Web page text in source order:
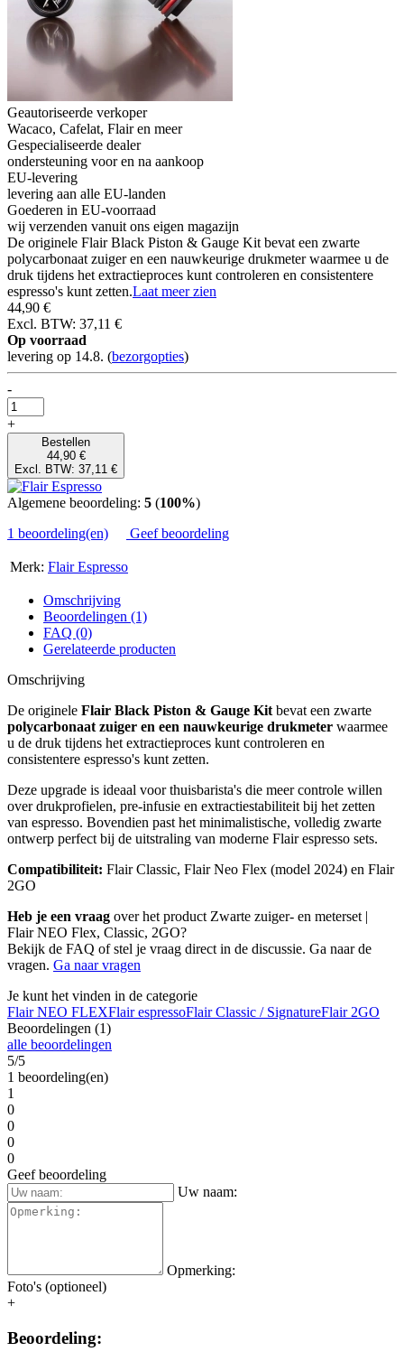
Geautoriseerde verkoper
Wacaco, Cafelat, Flair en meer
Gespecialiseerde dealer
ondersteuning voor en na aankoop
EU-levering
levering aan alle EU-landen
Goederen in EU-voorraad
wij verzenden vanuit ons eigen magazijn
De originele Flair Black Piston & Gauge Kit bevat een zwarte
polycarbonaat zuiger en een nauwkeurige drukmeter waarmee u de
druk tijdens het extractieproces kunt controleren en consistentere
espresso's kunt zetten.Laat meer zien
44,90 €
Excl. BTW: 37,11 €
Op voorraad
levering op 14.8. (bezorgopties)
-
+
Bestellen
44,90 €
Excl. BTW: 37,11 €
Algemene beoordeling: 5 (100%)
1 beoordeling(en)
Geef beoordeling
Merk: Flair Espresso
Omschrijving
Beoordelingen (1)
FAQ (0)
Gerelateerde producten
Omschrijving
De originele Flair Black Piston & Gauge Kit bevat een zwarte
polycarbonaat zuiger en een nauwkeurige drukmeter waarmee
u de druk tijdens het extractieproces kunt controleren en
consistentere espresso's kunt zetten.
Deze upgrade is ideaal voor thuisbarista's die meer controle willen
over drukprofielen, pre-infusie en extractiestabiliteit bij het zetten
van espresso. Bovendien past het minimalistische, volledig zwarte
ontwerp perfect bij de uitstraling van moderne Flair espresso sets.
Compatibiliteit: Flair Classic, Flair Neo Flex (model 2024) en Flair
2GO
Heb je een vraag over het product Zwarte zuiger- en meterset |
Flair NEO Flex, Classic, 2GO?
Bekijk de FAQ of stel je vraag direct in de discussie. Ga naar de
vragen. Ga naar vragen
Je kunt het vinden in de categorie
Flair NEO FLEXFlair espressoFlair Classic / SignatureFlair 2GO
Beoordelingen (1)
alle beoordelingen
5/5
1 beoordeling(en)
1
0
0
0
0
Geef beoordeling
Uw naam:
Opmerking:
Foto's (optioneel)
+
Beoordeling: